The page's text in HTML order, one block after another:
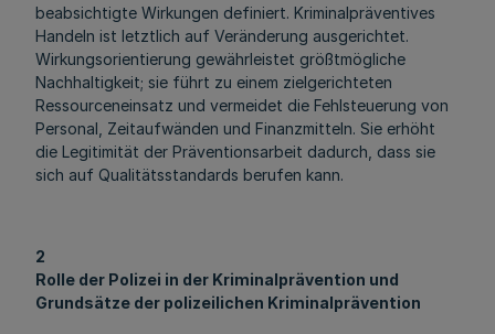
beabsichtigte Wirkungen definiert. Kriminalpräventives
Handeln ist letztlich auf Veränderung ausgerichtet.
Wirkungsorientierung gewährleistet größtmögliche
Nachhaltigkeit; sie führt zu einem zielgerichteten
Ressourceneinsatz und vermeidet die Fehlsteuerung von
Personal, Zeitaufwänden und Finanzmitteln. Sie erhöht
die Legitimität der Präventionsarbeit dadurch, dass sie
sich auf Qualitätsstandards berufen kann.
2
Rolle der Polizei in der Kriminalprävention und
Grundsätze der polizeilichen Kriminalprävention